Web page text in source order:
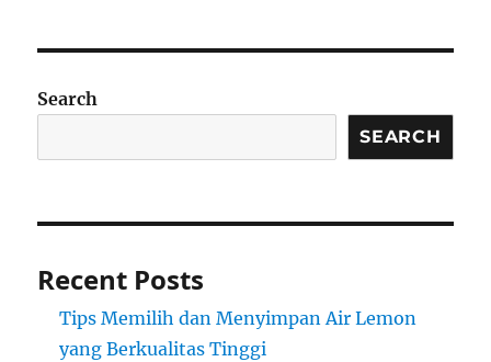
Search
SEARCH
Recent Posts
Tips Memilih dan Menyimpan Air Lemon
yang Berkualitas Tinggi